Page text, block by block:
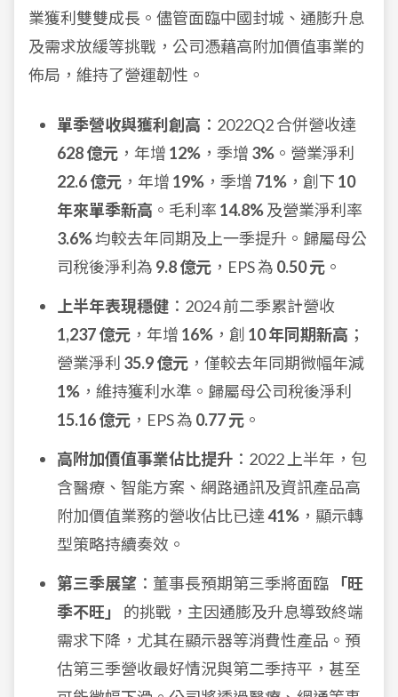
業獲利雙雙成長。儘管面臨中國封城、通膨升息
及需求放緩等挑戰，公司憑藉高附加價值事業的
佈局，維持了營運韌性。
單季營收與獲利創高 ：2022Q2 合併營收達
628 億元 ，年增 12% ，季增 3% 。營業淨利
22.6 億元 ，年增 19% ，季增 71% ，創下 10
年來單季新高 。毛利率 14.8%及營業淨利率
3.6%均較去年同期及上一季提升。歸屬母公
司稅後淨利為 9.8 億元 ，EPS 為 0.50 元 。
上半年表現穩健 ：2024 前二季累計營收
1,237 億元 ，年增 16% ，創 10 年同期新高 ；
營業淨利 35.9 億元 ，僅較去年同期微幅年減
1% ，維持獲利水準。歸屬母公司稅後淨利
15.16 億元 ，EPS 為 0.77 元 。
高附加價值事業佔比提升 ：2022 上半年，包
含醫療、智能方案、網路通訊及資訊產品高
附加價值業務的營收佔比已達41% ，顯示轉
型策略持續奏效。
第三季展望 ：董事長預期第三季將面臨
「旺
季不旺」
的挑戰，主因通膨及升息導致終端
需求下降，尤其在顯示器等消費性產品。預
估第三季營收最好情況與第二季持平，甚至